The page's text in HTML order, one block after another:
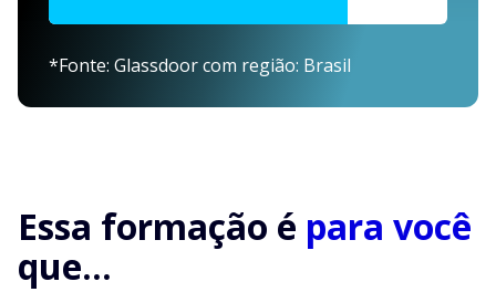
*Fonte: Glassdoor com região: Brasil
Essa formação é para você
que...